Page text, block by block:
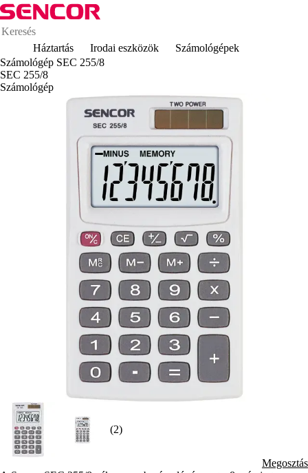
Háztartás Irodai eszközök
Számológépek
Számológép SEC 255/8
SEC 255/8
Számológép
(2)
Megosztás